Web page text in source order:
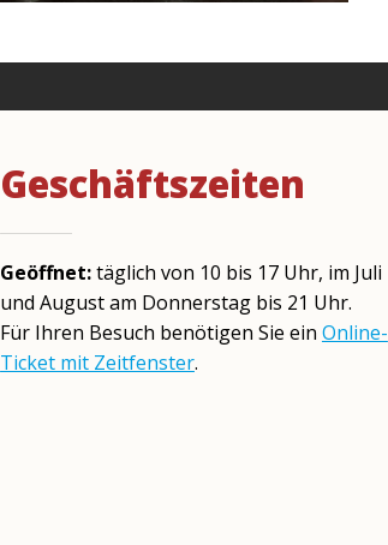
Geschäftszeiten
Geöffnet:täglich von 10 bis 17 Uhr, im Juli
und August am Donnerstag bis 21 Uhr.
Für Ihren Besuch benötigen Sie ein Online-
Ticket mit Zeitfenster.